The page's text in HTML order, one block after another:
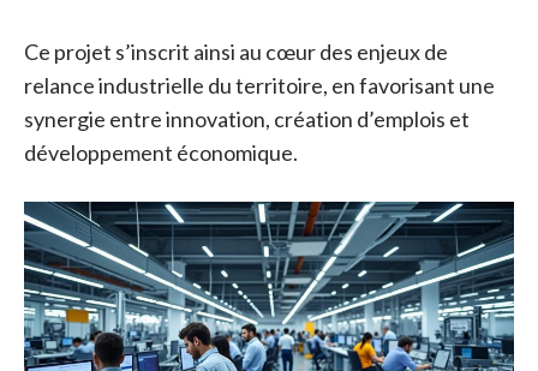
Ce projet s’inscrit ainsi au cœur des enjeux de
relance industrielle du territoire, en favorisant une
synergie entre innovation, création d’emplois et
développement économique.